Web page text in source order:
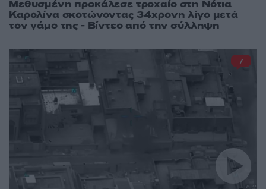
Μεθυσμένη προκάλεσε τροχαίο στη Νότια
Καρολίνα σκοτώνοντας 34χρονη λίγο μετά
τον γάμο της - Βίντεο από την σύλληψη
7